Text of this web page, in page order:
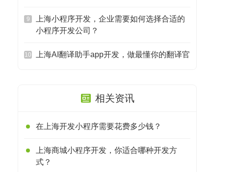
9
上海小程序开发，企业需要如何选择合适的
小程序开发公司？
10 上海AI翻译助手app开发，做最懂你的翻译官
相关资讯
在上海开发小程序需要花费多少钱？
上海商城小程序开发，你适合哪种开发方
式？